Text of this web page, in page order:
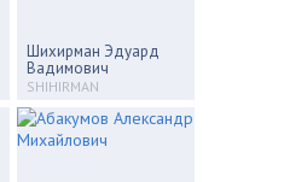
Шихирман Эдуард
Вадимович
SHIHIRMAN